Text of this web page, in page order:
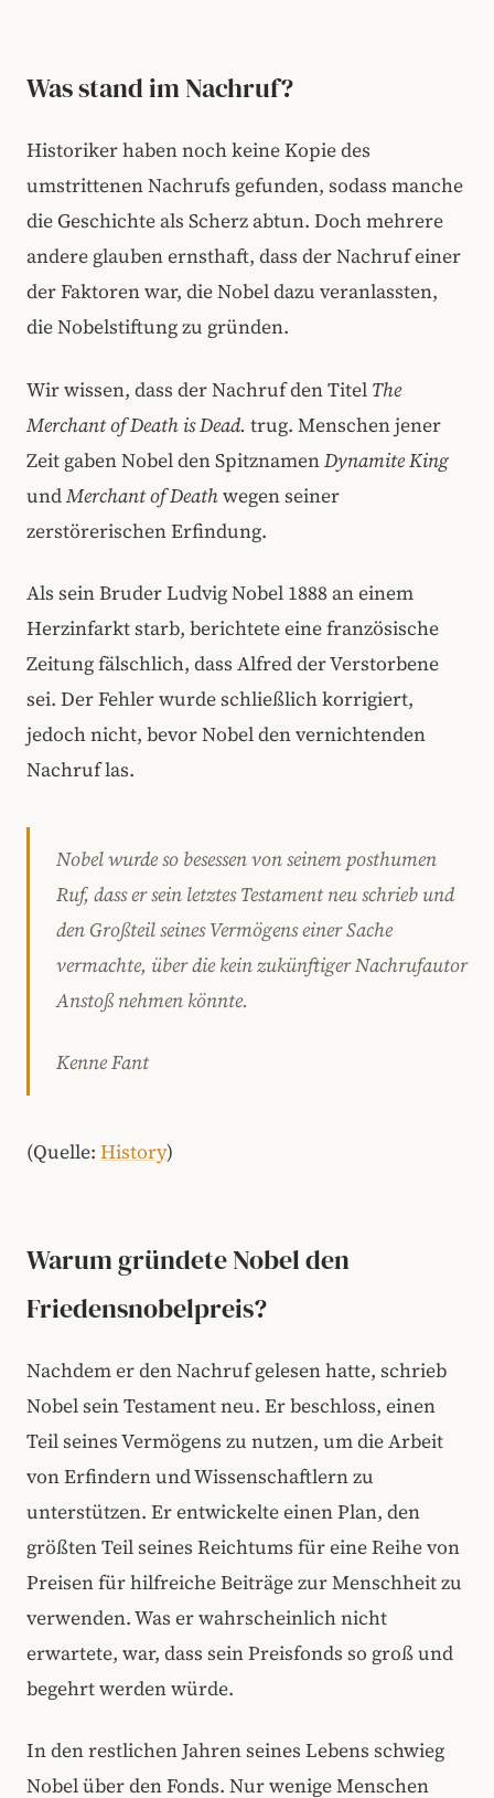
Was stand im Nachruf?
Historiker haben noch keine Kopie des
umstrittenen Nachrufs gefunden, sodass manche
die Geschichte als Scherz abtun. Doch mehrere
andere glauben ernsthaft, dass der Nachruf einer
der Faktoren war, die Nobel dazu veranlassten,
die Nobelstiftung zu gründen.
Wir wissen, dass der Nachruf den Titel The
Merchant of Death is Dead. trug. Menschen jener
Zeit gaben Nobel den SpitznamenDynamite King
undMerchant of Deathwegen seiner
zerstörerischen Erfindung.
Als sein Bruder Ludvig Nobel 1888 an einem
Herzinfarkt starb, berichtete eine französische
Zeitung fälschlich, dass Alfred der Verstorbene
sei. Der Fehler wurde schließlich korrigiert,
jedoch nicht, bevor Nobel den vernichtenden
Nachruf las.
Nobel wurde so besessen von seinem posthumen
Ruf, dass er sein letztes Testament neu schrieb und
den Großteil seines Vermögens einer Sache
vermachte, über die kein zukünftiger Nachrufautor
Anstoß nehmen könnte.
Kenne Fant
(Quelle: History)
Warum gründete Nobel den
Friedensnobelpreis?
Nachdem er den Nachruf gelesen hatte, schrieb
Nobel sein Testament neu. Er beschloss, einen
Teil seines Vermögens zu nutzen, um die Arbeit
von Erfindern und Wissenschaftlern zu
unterstützen. Er entwickelte einen Plan, den
größten Teil seines Reichtums für eine Reihe von
Preisen für hilfreiche Beiträge zur Menschheit zu
verwenden. Was er wahrscheinlich nicht
erwartete, war, dass sein Preisfonds so groß und
begehrt werden würde.
In den restlichen Jahren seines Lebens schwieg
Nobel über den Fonds. Nur wenige Menschen